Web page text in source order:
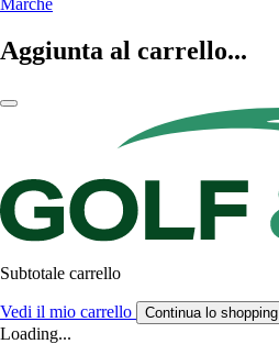
Marche
Aggiunta al carrello...
Subtotale carrello
Vedi il mio carrello Continua lo shopping
Loading...